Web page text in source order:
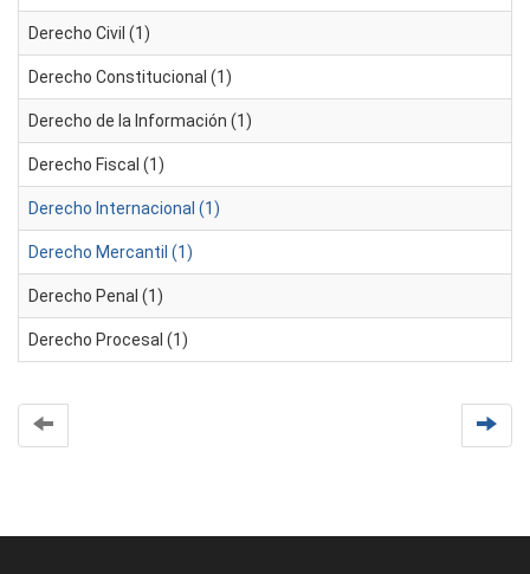
Derecho Civil (1)
Derecho Constitucional (1)
Derecho de la Información (1)
Derecho Fiscal (1)
Derecho Internacional (1)
Derecho Mercantil (1)
Derecho Penal (1)
Derecho Procesal (1)